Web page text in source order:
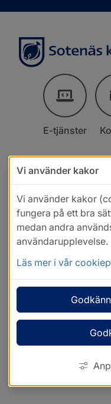
E-tjänster
Vi använder kakor
Vi använder kakor
fungera på ett bra
medan andra
användarupplevelse.
Läs mer i vår